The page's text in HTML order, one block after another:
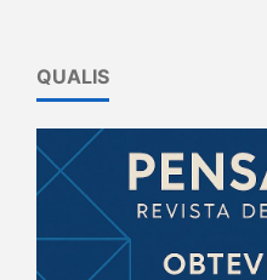
QUALIS